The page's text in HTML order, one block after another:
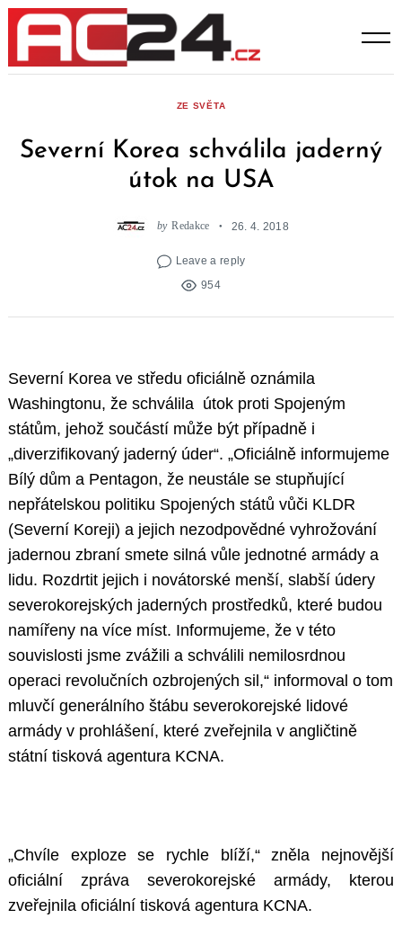
Skip
content
ZE SVĚTA
Severní Korea schválila jaderný
útok na USA
by Redakce 26. 4. 2018
Leave a reply
954
Severní Korea ve středu oficiálně oznámila
Washingtonu, že schválila útok proti Spojeným
státům, jehož součástí může být případně i
„diverzifikovaný jaderný úder“. „Oficiálně informujeme
Bílý dům a Pentagon, že neustále se stupňující
nepřátelskou politiku Spojených států vůči KLDR
(Severní Koreji) a jejich nezodpovědné vyhrožování
jadernou zbraní smete silná vůle jednotné armády a
lidu. Rozdrtit jejich i novátorské menší, slabší údery
severokorejských jaderných prostředků, které budou
namířeny na více míst. Informujeme, že v této
souvislosti jsme zvážili a schválili nemilosrdnou
operaci revolučních ozbrojených sil,“ informoval o tom
mluvčí generálního štábu severokorejské lidové
armády v prohlášení, které zveřejnila v angličtině
státní tisková agentura KCNA.
„Chvíle exploze se rychle blíží,“ zněla nejnovější
oficiální zpráva severokorejské armády, kterou
zveřejnila oficiální tisková agentura KCNA.